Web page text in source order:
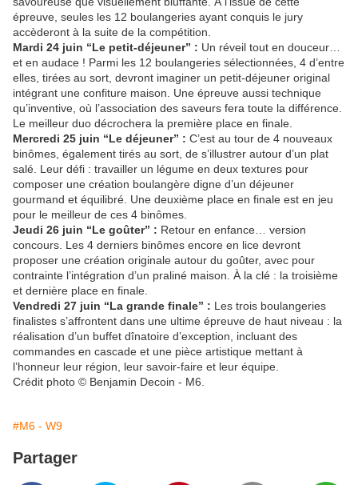
épreuve, seules les 12 boulangeries ayant conquis le jury
accèderont à la suite de la compétition.
Mardi 24 juin “Le petit-déjeuner” : Un réveil tout en douceur…
et en audace ! Parmi les 12 boulangeries sélectionnées, 4 d’entre
elles, tirées au sort, devront imaginer un petit-déjeuner original
intégrant une confiture maison. Une épreuve aussi technique
qu’inventive, où l’association des saveurs fera toute la différence.
Le meilleur duo décrochera la première place en finale.
Mercredi 25 juin “Le déjeuner” : C’est au tour de 4 nouveaux
binômes, également tirés au sort, de s’illustrer autour d’un plat
salé. Leur défi : travailler un légume en deux textures pour
composer une création boulangère digne d’un déjeuner
gourmand et équilibré. Une deuxième place en finale est en jeu
pour le meilleur de ces 4 binômes.
Jeudi 26 juin “Le goûter” : Retour en enfance… version
concours. Les 4 derniers binômes encore en lice devront
proposer une création originale autour du goûter, avec pour
contrainte l’intégration d’un praliné maison. À la clé : la troisième
et dernière place en finale.
Vendredi 27 juin “La grande finale” : Les trois boulangeries
finalistes s’affrontent dans une ultime épreuve de haut niveau : la
réalisation d’un buffet dînatoire d’exception, incluant des
commandes en cascade et une pièce artistique mettant à
l’honneur leur région, leur savoir-faire et leur équipe.
Crédit photo © Benjamin Decoin - M6.
#M6 - W9
Partager